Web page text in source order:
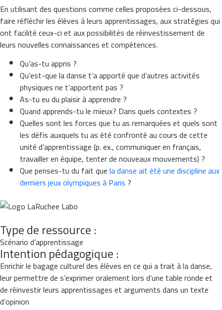
En utilisant des questions comme celles proposées ci-dessous,
faire réfléchir les élèves à leurs apprentissages, aux stratégies qui
ont facilité ceux-ci et aux possibilités de réinvestissement de
leurs nouvelles connaissances et compétences.
Qu’as-tu appris ?
Qu’est-que la danse t’a apporté que d’autres activités
physiques ne t’apportent pas ?
As-tu eu du plaisir à apprendre ?
Quand apprends-tu le mieux? Dans quels contextes ?
Quelles sont les forces que tu as remarquées et quels sont
les défis auxquels tu as été confronté au cours de cette
unité d’apprentissage (p. ex., communiquer en français,
travailler en équipe, tenter de nouveaux mouvements) ?
Que penses-tu du fait quela danse ait été une discipline aux
derniers jeux olympiques à Paris ?
Type de ressource :
Scénario d’apprentissage
Intention pédagogique :
Enrichir le bagage culturel des élèves en ce qui a trait à la danse,
leur permettre de s’exprimer oralement lors d’une table ronde et
de réinvestir leurs apprentissages et arguments dans un texte
d’opinion